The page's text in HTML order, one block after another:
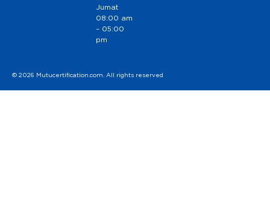
Jumat
08:00 am
– 05:00
pm
© 2026 Mutucertification.com. All rights reserved